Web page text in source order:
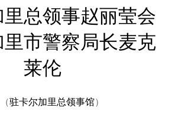
总领事赵丽莹会
里市警察局长麦克
莱伦
驻卡尔加里总领事馆）